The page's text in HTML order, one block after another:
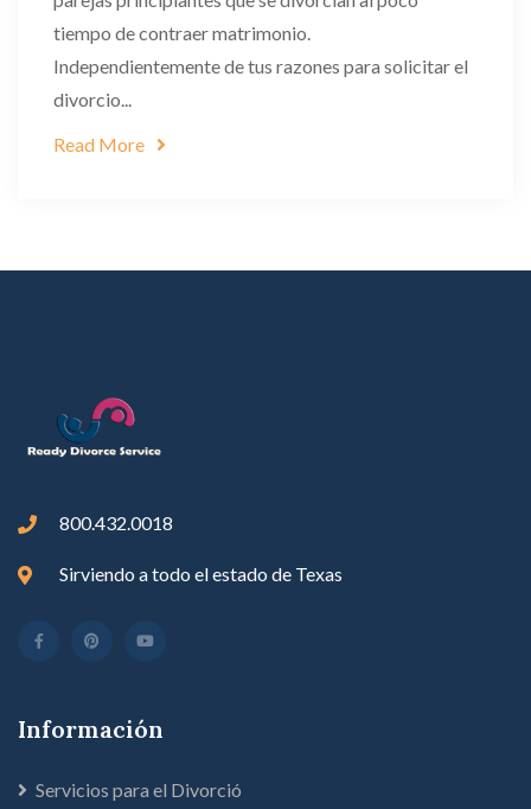
tiempo de contraer matrimonio.
Independientemente de tus razones para solicitar el
divorcio...
Read More
800.432.0018
Sirviendo a todo el estado de Texas
Información
Servicios para el Divorció